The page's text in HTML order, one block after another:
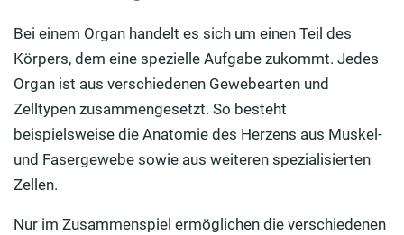
Internistik: Teilgebiete der inneren Medizin
Bei einem Organ handelt es sich um einen Teil des
Körpers, dem eine spezielle Aufgabe zukommt. Jedes
Organ ist aus verschiedenen Gewebearten und
Zelltypen zusammengesetzt. So besteht
beispielsweise die Anatomie des Herzens aus Muskel-
und Fasergewebe sowie aus weiteren spezialisierten
Zellen.
Nur im Zusammenspiel ermöglichen die verschiedenen